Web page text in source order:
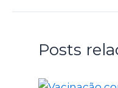
Posts